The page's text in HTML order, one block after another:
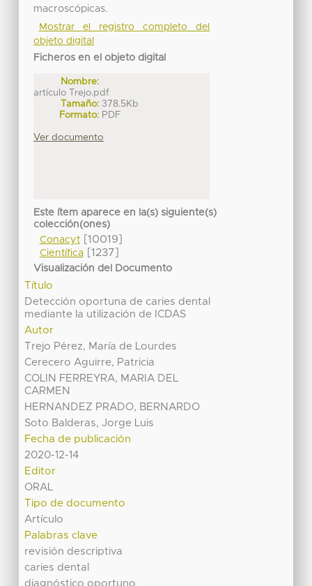
macroscópicas.
Mostrar el registro completo del
objeto digital
Ficheros en el objeto digital
Nombre:
artículo Trejo.pdf
Tamaño: 378.5Kb
Formato: PDF
Ver documento
Este ítem aparece en la(s) siguiente(s)
colección(ones)
Conacyt[10019]
Científica[1237]
Visualización del Documento
Título
Detección oportuna de caries dental
mediante la utilización de ICDAS
Autor
Trejo Pérez, María de Lourdes
Cerecero Aguirre, Patricia
COLIN FERREYRA, MARIA DEL
CARMEN
HERNANDEZ PRADO, BERNARDO
Soto Balderas, Jorge Luis
Fecha de publicación
2020-12-14
Editor
ORAL
Tipo de documento
Artículo
Palabras clave
revisión descriptiva
caries dental
diagnóstico oportuno